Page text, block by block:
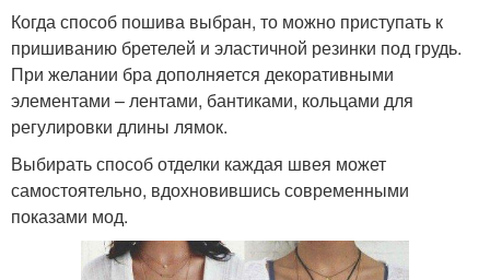
Когда способ пошива выбран, то можно приступать к
пришиванию бретелей и эластичной резинки под грудь.
При желании бра дополняется декоративными
элементами – лентами, бантиками, кольцами для
регулировки длины лямок.
Выбирать способ отделки каждая швея может
самостоятельно, вдохновившись современными
показами мод.